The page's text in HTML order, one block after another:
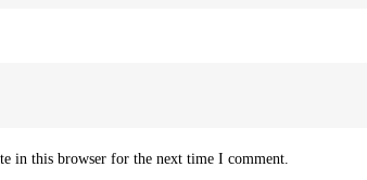
in this browser for the next time I comment.